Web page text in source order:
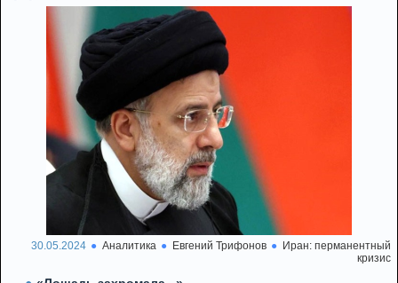
30.05.2024 Аналитика Евгений Трифонов
Иран: перманентный
кризис